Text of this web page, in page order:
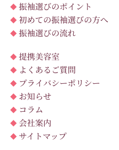
振袖選びのポイント
初めての振袖選びの方へ
振袖選びの流れ
提携美容室
よくあるご質問
プライバシーポリシー
お知らせ
コラム
会社案内
サイトマップ